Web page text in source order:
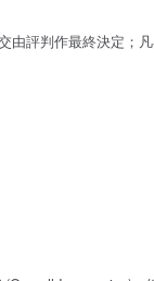
由評判作最終決定；